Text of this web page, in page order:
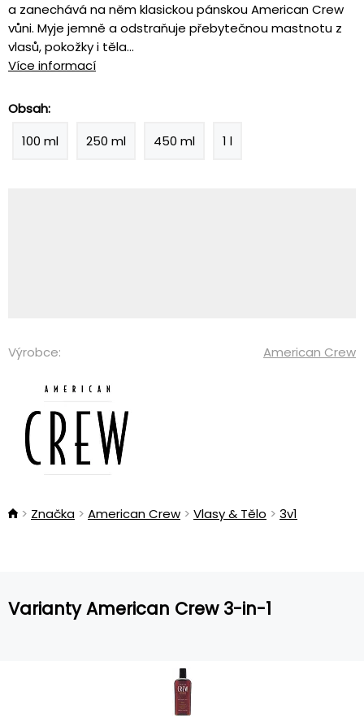
a zanechává na něm klasickou pánskou American Crew
vůni. Myje jemně a odstraňuje přebytečnou mastnotu z
vlasů, pokožky i těla...
Více informací
Obsah:
100 ml
250 ml 450 ml 1 l
Výrobce: American Crew
Značka American Crew Vlasy & Tělo 3v1
Varianty American Crew 3-in-1